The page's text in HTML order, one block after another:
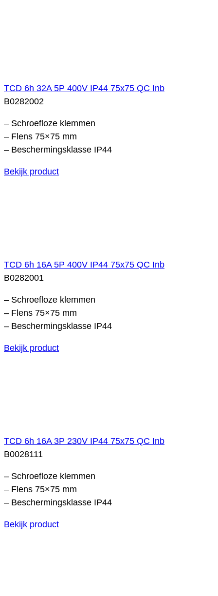
TCD 6h 32A 5P 400V IP44 75x75 QC Inb
B0282002
– Schroefloze klemmen
– Flens 75×75 mm
– Beschermingsklasse IP44
Bekijk product
TCD 6h 16A 5P 400V IP44 75x75 QC Inb
B0282001
– Schroefloze klemmen
– Flens 75×75 mm
– Beschermingsklasse IP44
Bekijk product
TCD 6h 16A 3P 230V IP44 75x75 QC Inb
B0028111
– Schroefloze klemmen
– Flens 75×75 mm
– Beschermingsklasse IP44
Bekijk product